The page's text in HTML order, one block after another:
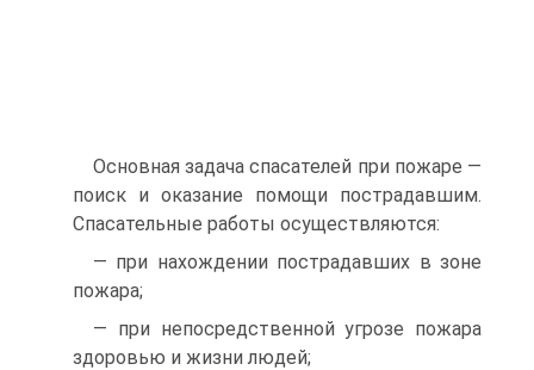
Основная задача спасателей при пожаре —
поиск и оказание помощи пострадавшим.
Спасательные работы осуществляются:
— при нахождении пострадавших в зоне
пожара;
— при непосредственной угрозе пожара
здоровью и жизни людей;